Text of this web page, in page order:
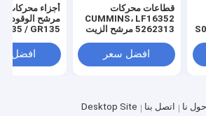
قطاعات محركات
CUMMINS، LF16352
5262313 مرشح الزيت
الزيت
افضل سعر
أجزاء محركات
/ GR135
افضل
حول نا اتصل بنا
Desktop Site